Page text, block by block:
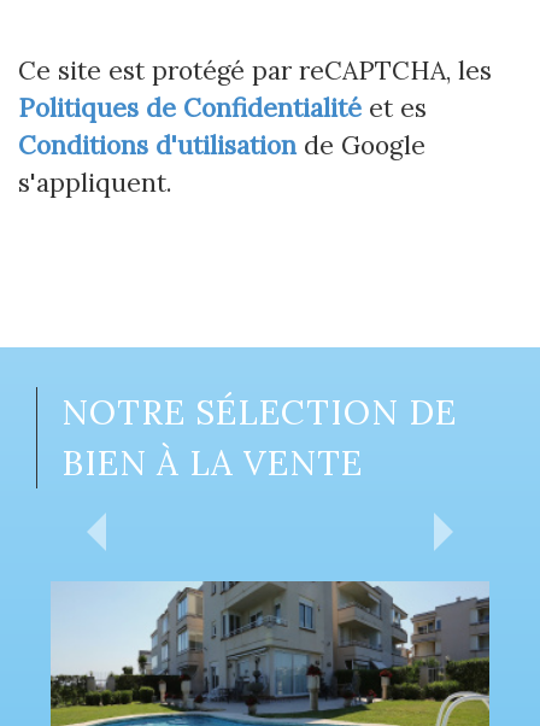
Ce site est protégé par reCAPTCHA, les
Politiques de Confidentialité et es
Conditions d'utilisationde Google
s'appliquent.
NOTRE SÉLECTION DE
BIEN À LA VENTE